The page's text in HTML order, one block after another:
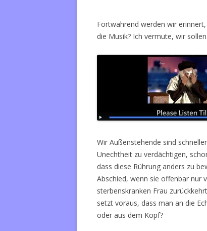
Fortwährend werden wir
die Musik? Ich vermute, wir
Wir Außenstehende sind
Unechtheit zu verdächtigen,
dass diese Rührung anders zu
Abschied, wenn sie offenbar nur
sterbenskranken Frau
setzt voraus, dass man an die
oder aus dem Kopf?